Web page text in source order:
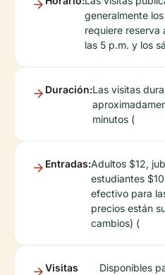
generalmente
requiere reserva
las 5 p.m. y los
Duración:Las visitas
minutos (
Entradas:Adultos $12,
estudiantes
efectivo para
precios están
cambios) (
Visitas
Disponibles